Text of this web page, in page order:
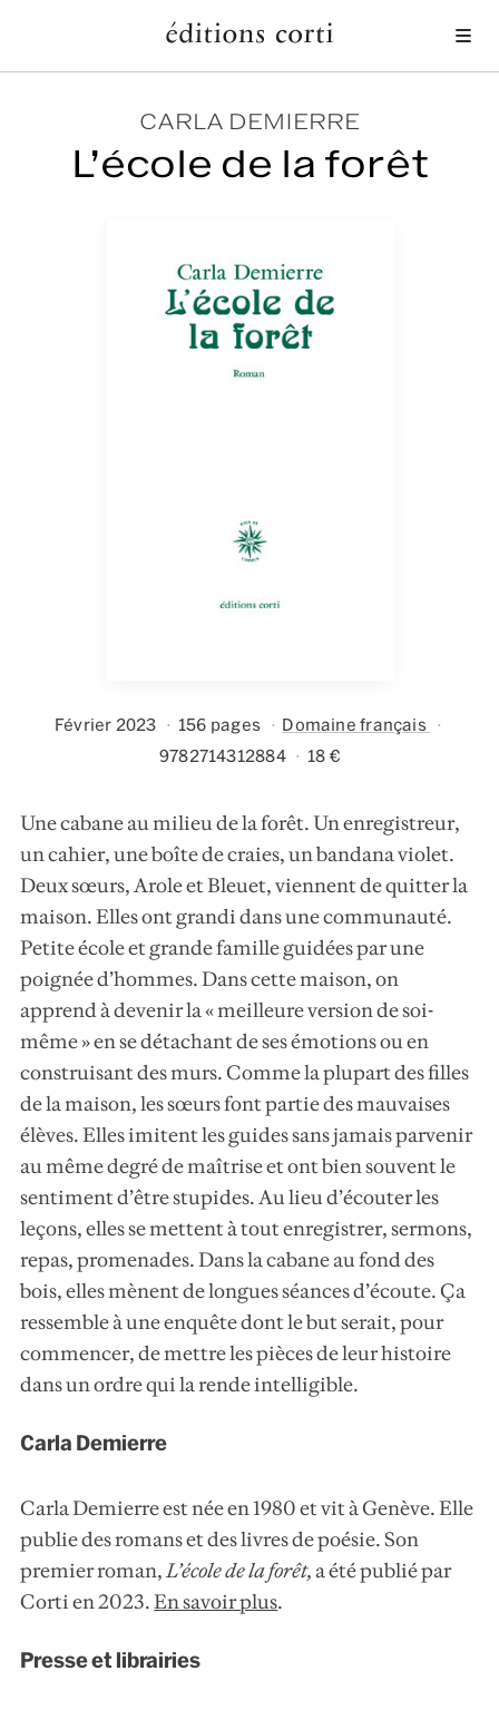
CARLA DEMIERRE
L’école de la forêt
Février 2023 156 pages
Domaine français
9782714312884
18 €
Une cabane au milieu de la forêt. Un enregistreur,
un cahier, une boîte de craies, un bandana violet.
Deux sœurs, Arole et Bleuet, viennent de quitter la
maison. Elles ont grandi dans une communauté.
Petite école et grande famille guidées par une
poignée d’hommes. Dans cette maison, on
apprend à devenir la « meilleure version de soi-
même » en se détachant de ses émotions ou en
construisant des murs. Comme la plupart des filles
de la maison, les sœurs font partie des mauvaises
élèves. Elles imitent les guides sans jamais parvenir
au même degré de maîtrise et ont bien souvent le
sentiment d’être stupides. Au lieu d’écouter les
leçons, elles se mettent à tout enregistrer, sermons,
repas, promenades. Dans la cabane au fond des
bois, elles mènent de longues séances d’écoute. Ça
ressemble à une enquête dont le but serait, pour
commencer, de mettre les pièces de leur histoire
dans un ordre qui la rende intelligible.
Carla Demierre
Carla Demierre est née en 1980 et vit à Genève. Elle
publie des romans et des livres de poésie. Son
premier roman,L’école de la forêt,a été publié par
Corti en 2023.En savoir plus.
Presse et librairies